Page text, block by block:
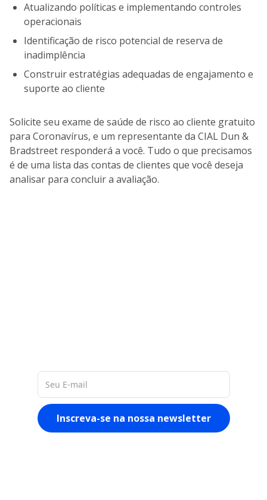
Atualizando políticas e implementando controles
operacionais
Identificação de risco potencial de reserva de
inadimplência
Construir estratégias adequadas de engajamento e
suporte ao cliente
Solicite seu exame de saúde de risco ao cliente gratuito
para Coronavírus, e um representante da CIAL Dun &
Bradstreet responderá a você. Tudo o que precisamos
é de uma lista das contas de clientes que você deseja
analisar para concluir a avaliação.
sobre o mercado